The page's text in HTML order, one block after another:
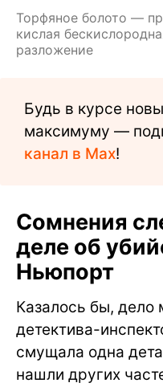
Торфяное болото —
кислая
разложение
Будь в курсе
максимуму —
канал в Max!
Сомнения
деле об
Ньюпорт
Казалось бы,
детектива-
смущала одна
нашли других